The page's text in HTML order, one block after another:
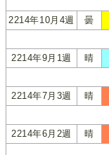
2214年10月4週 曇
2214年9月1週 晴
2214年7月3週 晴
2214年6月2週 晴